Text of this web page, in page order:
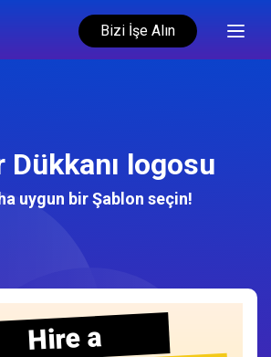
Bizi İşe Alın
Dükkanı logosu
uygun bir Şablon seçin!
Hire a